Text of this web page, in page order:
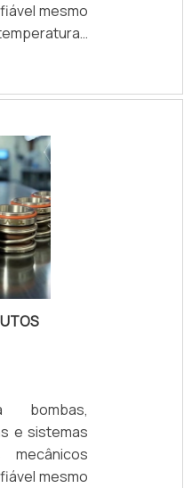
mesmo
eficiência
e maior
anos de
técnico
ISO 9001
para cada
bombas,
e sistemas
mesmo